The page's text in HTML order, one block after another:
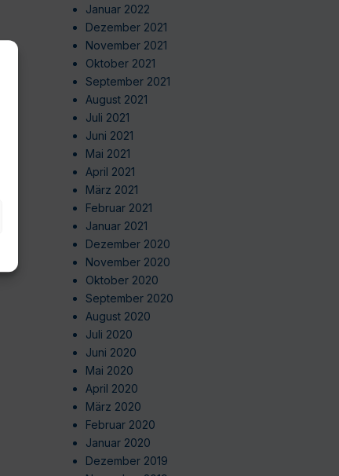
Januar 2022
Dezember 2021
November 2021
Oktober 2021
September 2021
August 2021
Juli 2021
Juni 2021
Mai 2021
April 2021
März 2021
Februar 2021
Januar 2021
Dezember 2020
November 2020
Oktober 2020
September 2020
August 2020
Juli 2020
Juni 2020
Mai 2020
April 2020
März 2020
Februar 2020
Januar 2020
Dezember 2019